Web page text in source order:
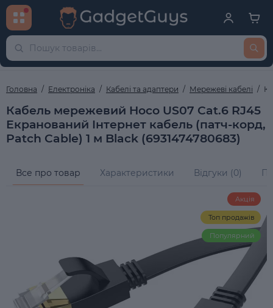
Головна Електроніка Кабелі та адаптери Мережеві кабелі
Кабель мережевий Hoco US07 Cat.6 RJ45
Екранований Інтернет кабель (патч-корд,
Patch Cable) 1 м Black (6931474780683)
Все про товар Характеристики Відгуки (0)
Акція
Топ продажів
Популярний